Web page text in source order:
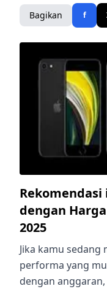
Bagikan f
dengan
2025
Jika kamu sedang
performa yang
dengan